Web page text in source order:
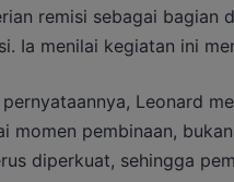
remisi sebagai bagian
Ia menilai kegiatan ini
Leonard
momen pembinaan,
diperkuat, sehingga